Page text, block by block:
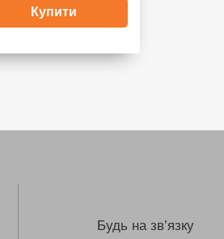
Будь на зв’язку